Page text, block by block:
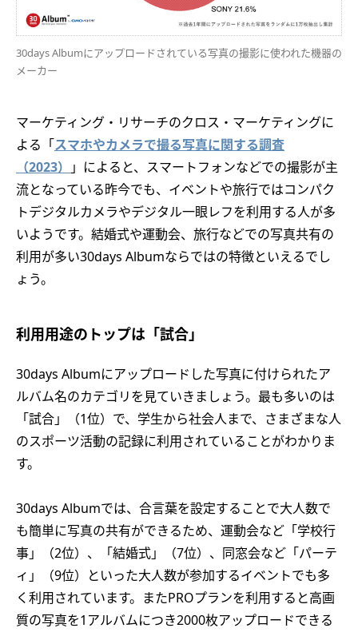
30days Albumにアップロードされている写真の撮影に使われた機器の
メーカー
マーケティング・リサーチのクロス・マーケティングに
よる「スマホやカメラで撮る写真に関する調査
（2023）
」によると、スマートフォンなどでの撮影が主
流となっている昨今でも、イベントや旅行ではコンパク
トデジタルカメラやデジタル一眼レフを利用する人が多
いようです。結婚式や運動会、旅行などでの写真共有の
利用が多い30days Albumならではの特徴といえるでし
ょう。
利用用途のトップは「試合」
30days Albumにアップロードした写真に付けられたア
ルバム名のカテゴリを見ていきましょう。最も多いのは
「試合」（1位）で、学生から社会人まで、さまざまな人
のスポーツ活動の記録に利用されていることがわかりま
す。
30days Albumでは、合言葉を設定することで大人数で
も簡単に写真の共有ができるため、運動会など「学校行
事」（2位）、「結婚式」（7位）、同窓会など「パーテ
ィ」（9位）といった大人数が参加するイベントでも多
く利用されています。またPROプランを利用すると高画
質の写真を1アルバムにつき2000枚アップロードできる